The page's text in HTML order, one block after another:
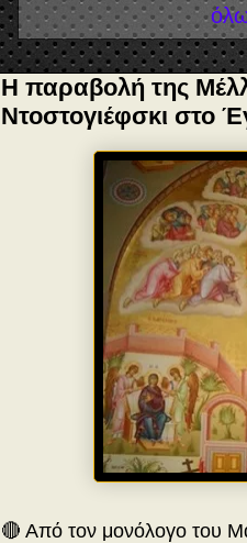
Η παραβολή της
Ντοστογιέφσκι στο
🔴 Από τον μονόλογο του